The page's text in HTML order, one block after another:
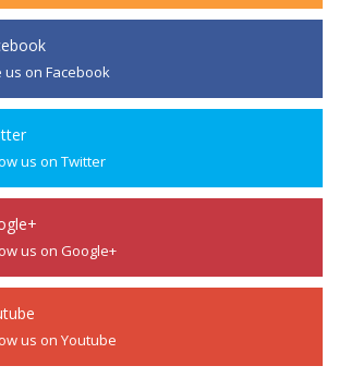
us on Facebook
us on Twitter
us on Google+
us on Youtube